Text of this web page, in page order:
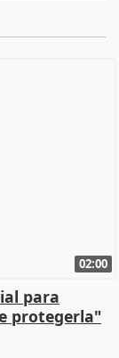
02:00
para
protegerla"